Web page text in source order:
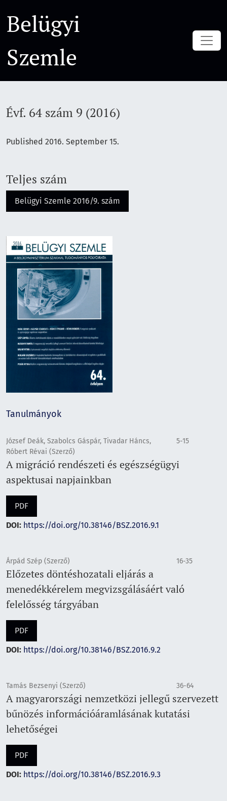
Belügyi
Szemle
Évf. 64 szám 9 (2016)
Published 2016. September 15.
Teljes szám
Belügyi Szemle 2016/9. szám
Tanulmányok
József Deák, Szabolcs Gáspár, Tivadar Háncs,
Róbert Révai (Szerző)
5-15
A migráció rendészeti és egészségügyi
aspektusai napjainkban
PDF
DOI: https://doi.org/10.38146/BSZ.2016.9.1
Árpád Szép (Szerző) 16-35
Előzetes döntéshozatali eljárás a
menedékkérelem megvizsgálásáért való
felelősség tárgyában
PDF
DOI: https://doi.org/10.38146/BSZ.2016.9.2
Tamás Bezsenyi (Szerző) 36-64
A magyarországi nemzetközi jellegű szervezett
bűnözés információáramlásának kutatási
lehetőségei
PDF
DOI: https://doi.org/10.38146/BSZ.2016.9.3